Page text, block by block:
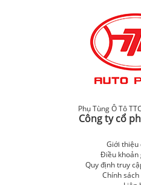
Phụ Tùng Ô Tô TTC
Công ty cổ
Giới thiệu
Điều khoản
Quy định truy
Chính